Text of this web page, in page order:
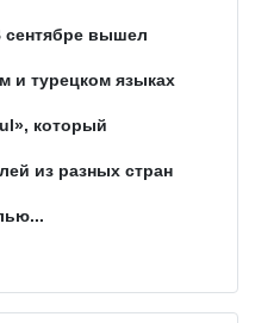
сентябре вышел
и турецком языках
который
из разных стран